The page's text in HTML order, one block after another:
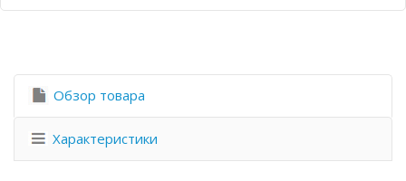
Обзор товара
Характеристики